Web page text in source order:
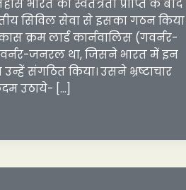
भारत की स्वतंत्रता प्राप्ति के बाद
सिविल सेवा से इसका गठन किया
क्रम लार्ड कार्नवालिस (गवर्नर-
जनरल था, जिसने भारत में इन
संगठित किया। उसने भ्रष्टाचार
उठाये- […]